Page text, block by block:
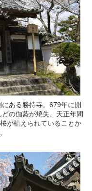
ある勝持寺。679年に開
の伽藍が焼失、天正年間
が植えられていることか